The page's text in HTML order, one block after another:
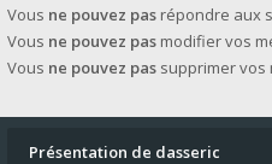
Vous ne pouvez pas répondre aux
Vous ne pouvez pas modifier vos
Vous ne pouvez pas supprimer vos
Présentation de dasseric